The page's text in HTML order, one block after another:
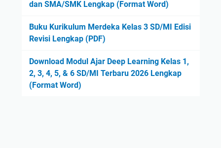
dan SMA/SMK Lengkap (Format Word)
Buku Kurikulum Merdeka Kelas 3 SD/MI Edisi
Revisi Lengkap (PDF)
Download Modul Ajar Deep Learning Kelas 1,
2, 3, 4, 5, & 6 SD/MI Terbaru 2026 Lengkap
(Format Word)